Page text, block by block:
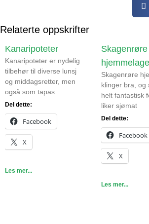
Relaterte oppskrifter
Kanaripoteter
Kanaripoteter er nydelig
tilbehør til diverse lunsj
og middagsretter, men
også som tapas.
Del dette:
Facebook
X
Les mer...
Skagenrøre
Skagenrøre
klinger bra, og
helt fantastisk
liker sjømat
Del dette:
Facebook
X
Les mer...